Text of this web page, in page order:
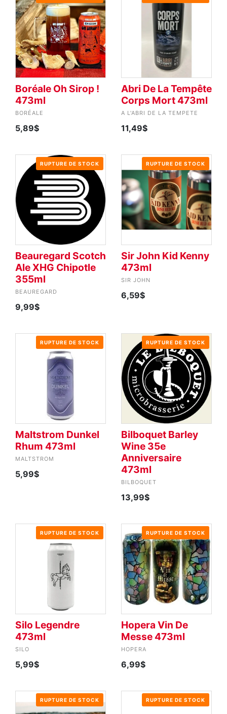
Boréale Oh Sirop !
473ml
BORÉALE
5,89$
Abri De La Tempête
Corps Mort 473ml
A L'ABRI DE LA TEMPETE
11,49$
RUPTURE DE STOCK
Beauregard Scotch
Ale XHG Chipotle
355ml
BEAUREGARD
9,99$
RUPTURE DE STOCK
Sir John Kid Kenny
473ml
SIR JOHN
6,59$
RUPTURE DE STOCK
Maltstrom Dunkel
Rhum 473ml
MALTSTROM
5,99$
RUPTURE DE STOCK
Bilboquet Barley
Wine 35e
Anniversaire
473ml
BILBOQUET
13,99$
RUPTURE DE STOCK
Silo Legendre
473ml
SILO
5,99$
RUPTURE DE STOCK
Hopera Vin De
Messe 473ml
HOPERA
6,99$
RUPTURE DE STOCK RUPTURE DE STOCK